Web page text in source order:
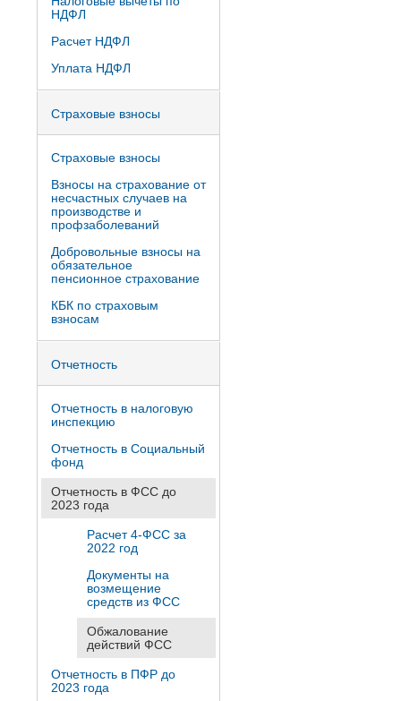
НДФЛ
Расчет НДФЛ
Уплата НДФЛ
Страховые взносы
Страховые взносы
Взносы на страхование от
несчастных случаев на
производстве и
профзаболеваний
Добровольные взносы на
обязательное
пенсионное страхование
КБК по страховым
взносам
Отчетность
Отчетность в налоговую
инспекцию
Отчетность в Социальный
фонд
Отчетность в ФСС до
2023 года
Расчет 4-ФСС за
2022 год
Документы на
возмещение
средств из ФСС
Обжалование
действий ФСС
Отчетность в ПФР до
2023 года